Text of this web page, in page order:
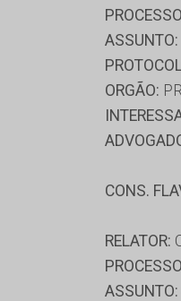
ASSUNTO:
ORGÃO:
CONS.
RELATOR:
ASSUNTO: